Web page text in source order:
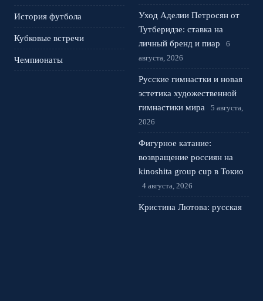
История футбола
Кубковые встречи
Чемпионаты
Уход Аделии Петросян от
Тутберидзе: ставка на
личный бренд и пиар
6
августа, 2026
Русские гимнастки и новая
эстетика художественной
гимнастики мира
5 августа,
2026
Фигурное катание:
возвращение россиян на
kinoshita group cup в Токио
4 августа, 2026
Кристина Лютова: русская